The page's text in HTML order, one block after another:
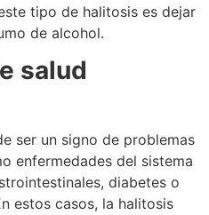
tipo de halitosis es dejar
de alcohol.
salud
ser un signo de problemas
enfermedades del sistema
diabetes o
estos casos, la halitosis